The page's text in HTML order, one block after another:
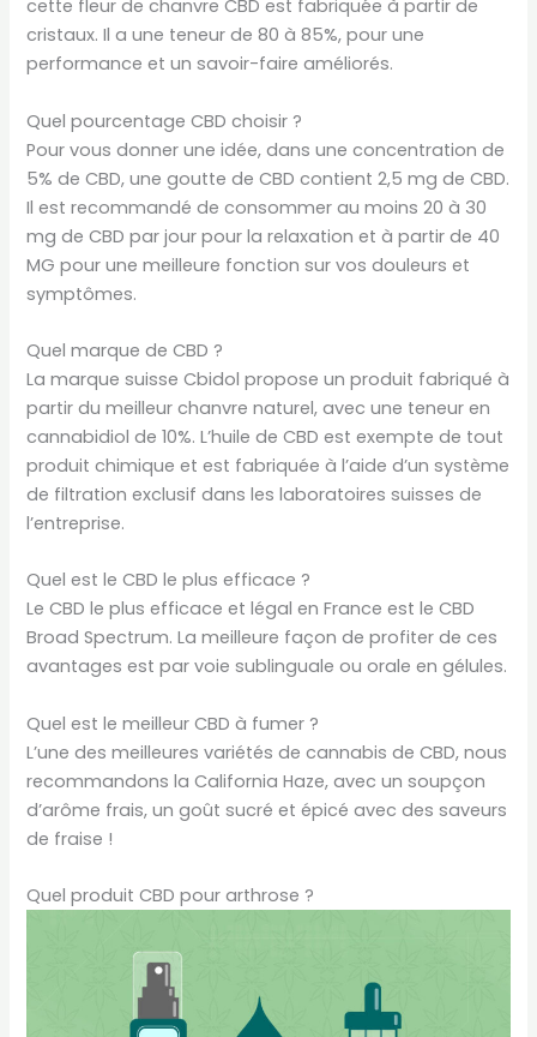
cette fleur de chanvre CBD est fabriquée à partir de
cristaux. Il a une teneur de 80 à 85%, pour une
performance et un savoir-faire améliorés.
Quel pourcentage CBD choisir ?
Pour vous donner une idée, dans une concentration de
5% de CBD, une goutte de CBD contient 2,5 mg de CBD.
Il est recommandé de consommer au moins 20 à 30
mg de CBD par jour pour la relaxation et à partir de 40
MG pour une meilleure fonction sur vos douleurs et
symptômes.
Quel marque de CBD ?
La marque suisse Cbidol propose un produit fabriqué à
partir du meilleur chanvre naturel, avec une teneur en
cannabidiol de 10%. L’huile de CBD est exempte de tout
produit chimique et est fabriquée à l’aide d’un système
de filtration exclusif dans les laboratoires suisses de
l’entreprise.
Quel est le CBD le plus efficace ?
Le CBD le plus efficace et légal en France est le CBD
Broad Spectrum. La meilleure façon de profiter de ces
avantages est par voie sublinguale ou orale en gélules.
Quel est le meilleur CBD à fumer ?
L’une des meilleures variétés de cannabis de CBD, nous
recommandons la California Haze, avec un soupçon
d’arôme frais, un goût sucré et épicé avec des saveurs
de fraise !
Quel produit CBD pour arthrose ?